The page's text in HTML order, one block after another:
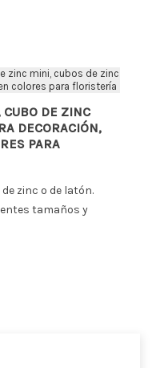
CUBO DE ZINC
DECORACIÓN,
PARA
zinc o de latón.
tamaños y